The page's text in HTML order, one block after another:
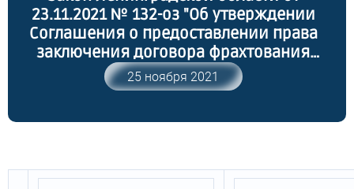
23.11.2021 № 132-оз "Об утверждении
Соглашения о предоставлении права
заключения договора фрахтования
легковых такси на территориях Санкт-
Петербурга и Ленинградской области"
25 ноября 2021